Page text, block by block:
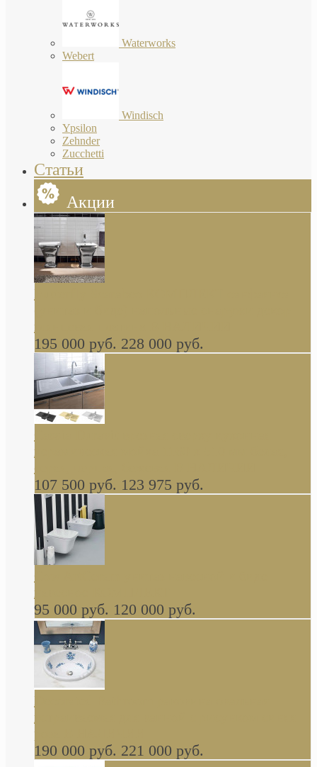
Waterworks
Webert
Windisch
Ypsilon
Zehnder
Zucchetti
Статьи
Акции
Butterfly Scarabeo КОМПЛЕКТ санфаянса
глянцевая платина В НАЛИЧИИ
195 000 руб. 228 000 руб.
керамическая мойка 1160 x 510 мм белая,
серая, черная, бежевая В НАЛИЧИИ
107 500 руб. 123 975 руб.
навесное КОМПЛЕКТ
95 000 руб. 120 000 руб.
Decorated Bathroom раковина овальная
встраиваемая для ванной с рисунком синяя
роза В НАЛИЧИИ
190 000 руб. 221 000 руб.